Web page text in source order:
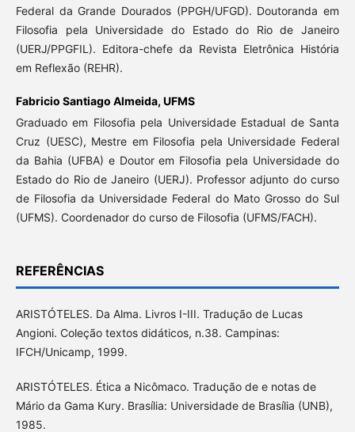
Federal da Grande Dourados (PPGH/UFGD). Doutoranda em
Filosofia pela Universidade do Estado do Rio de Janeiro
(UERJ/PPGFIL). Editora-chefe da Revista Eletrônica História
em Reflexão (REHR).
Fabricio Santiago Almeida, UFMS
Graduado em Filosofia pela Universidade Estadual de Santa
Cruz (UESC), Mestre em Filosofia pela Universidade Federal
da Bahia (UFBA) e Doutor em Filosofia pela Universidade do
Estado do Rio de Janeiro (UERJ). Professor adjunto do curso
de Filosofia da Universidade Federal do Mato Grosso do Sul
(UFMS). Coordenador do curso de Filosofia (UFMS/FACH).
REFERÊNCIAS
ARISTÓTELES. Da Alma. Livros I-III. Tradução de Lucas
Angioni. Coleção textos didáticos, n.38. Campinas:
IFCH/Unicamp, 1999.
ARISTÓTELES. Ética a Nicômaco. Tradução de e notas de
Mário da Gama Kury. Brasília: Universidade de Brasília (UNB),
1985.